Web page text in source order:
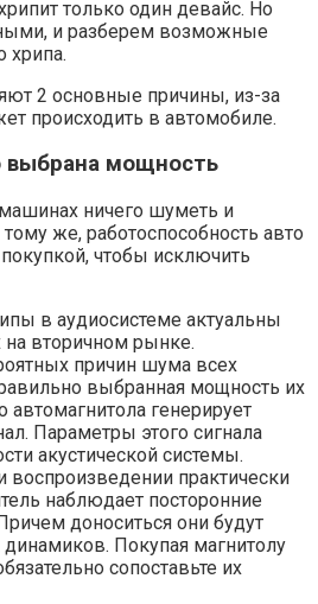
только один девайс. Но
и разберем возможные
хрипа.
2 основные причины, из-за
происходить в автомобиле.
выбрана мощность
ничего шуметь и
же, работоспособность авто
чтобы исключить
в аудиосистеме актуальны
вторичном рынке.
причин шума всех
выбранная мощность их
автомагнитола генерирует
Параметры этого сигнала
акустической системы.
воспроизведении практически
наблюдает посторонние
доноситься они будут
Покупая магнитолу
сопоставьте их